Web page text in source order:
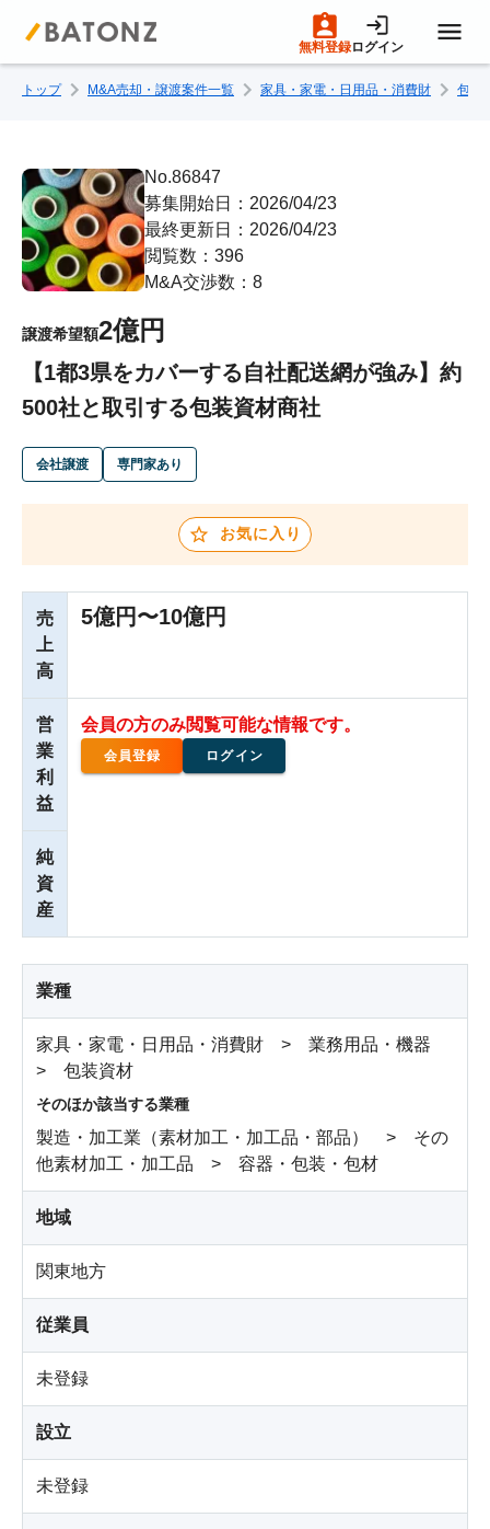
無料登録ログイン
トップページ
M&A案件一覧
売りたい方へ
買いたい方へ
成約事例
M&A専門家の方へ
トップ M&A売却・譲渡案件一覧 家具・家電・日用品・消費財 包装
No.86847
募集開始日：2026/04/23
最終更新日：2026/04/23
閲覧数：396
M&A交渉数：8
譲渡希望額2億円
【1都3県をカバーする自社配送網が強み】約
500社と取引する包装資材商社
会社譲渡 専門家あり
お気に入り
売
上
高
5億円〜10億円
営
業
利
益
会員の方のみ閲覧可能な情報です。
会員登録 ログイン
純
資
産
業種
家具・家電・日用品・消費財 > 業務用品・機器
> 包装資材
そのほか該当する業種
製造・加工業（素材加工・加工品・部品） > その
他素材加工・加工品 > 容器・包装・包材
地域
関東地方
従業員
未登録
設立
未登録